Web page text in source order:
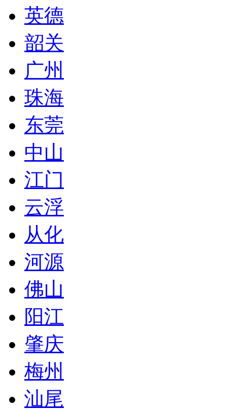
英德
韶关
广州
珠海
东莞
中山
江门
云浮
从化
河源
佛山
阳江
肇庆
梅州
汕尾